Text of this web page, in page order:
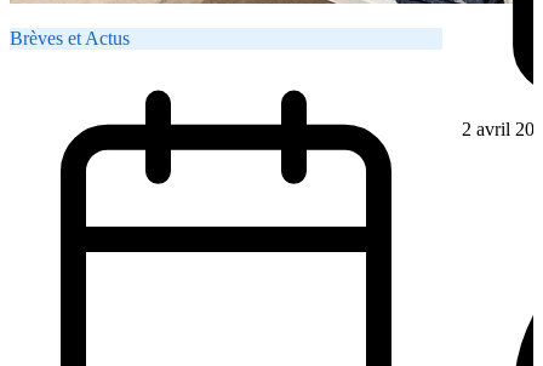
Brèves et Actus
2 avril